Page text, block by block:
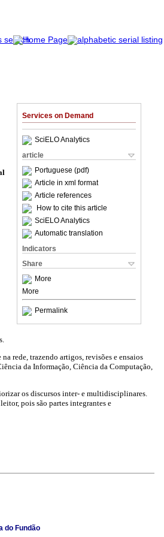
Services on Demand
SciELO Analytics
article
Portuguese (pdf)
Article in xml format
Article references
How to cite this article
SciELO Analytics
Automatic translation
Indicators
Share
More
More
Permalink
rede, trazendo artigos, revisões e ensaios
da Informação, Ciência da Computação,
os discursos inter- e multidisciplinares.
pois são partes integrantes e
do Fundão